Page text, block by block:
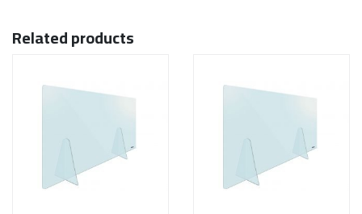
Related products